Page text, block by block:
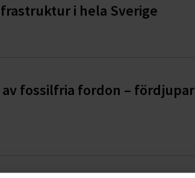
i hela Sverige
fossilfria fordon – fördjupar